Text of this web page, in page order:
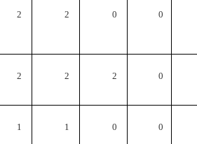
2 2 0 0
2 2 2 0
1 1 0 0